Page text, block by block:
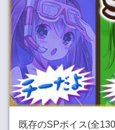
既存のSPボイス(全